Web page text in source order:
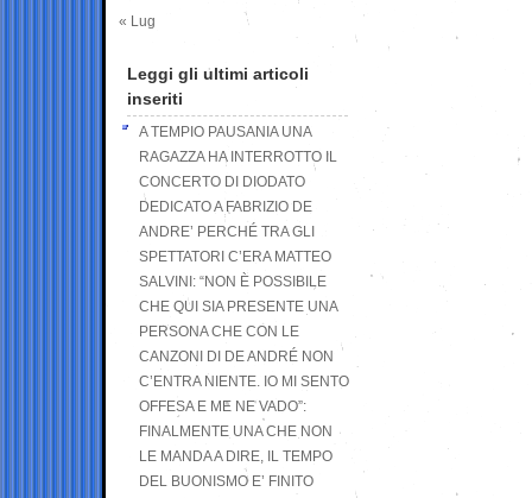
« Lug
Leggi gli ultimi articoli
inseriti
A TEMPIO PAUSANIA UNA
RAGAZZA HA INTERROTTO IL
CONCERTO DI DIODATO
DEDICATO A FABRIZIO DE
ANDRE’ PERCHÉ TRA GLI
SPETTATORI C’ERA MATTEO
SALVINI: “NON È POSSIBILE
CHE QUI SIA PRESENTE UNA
PERSONA CHE CON LE
CANZONI DI DE ANDRÉ NON
C’ENTRA NIENTE. IO MI SENTO
OFFESA E ME NE VADO”:
FINALMENTE UNA CHE NON
LE MANDA A DIRE, IL TEMPO
DEL BUONISMO E’ FINITO